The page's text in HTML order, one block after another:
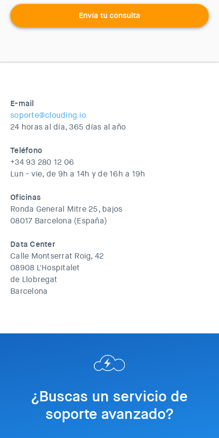
Envía tu consulta
E-mail
soporte@clouding.io
24 horas al día, 365 días al año
Teléfono
+34 93 280 12 06
Lun - vie, de 9h a 14h y de 16h a 19h
Oficinas
Ronda General Mitre 25, bajos
08017 Barcelona (España)
Data Center
Calle Montserrat Roig, 42
08908 L'Hospitalet
de Llobregat
Barcelona
¿Buscas un servicio de
soporte avanzado?